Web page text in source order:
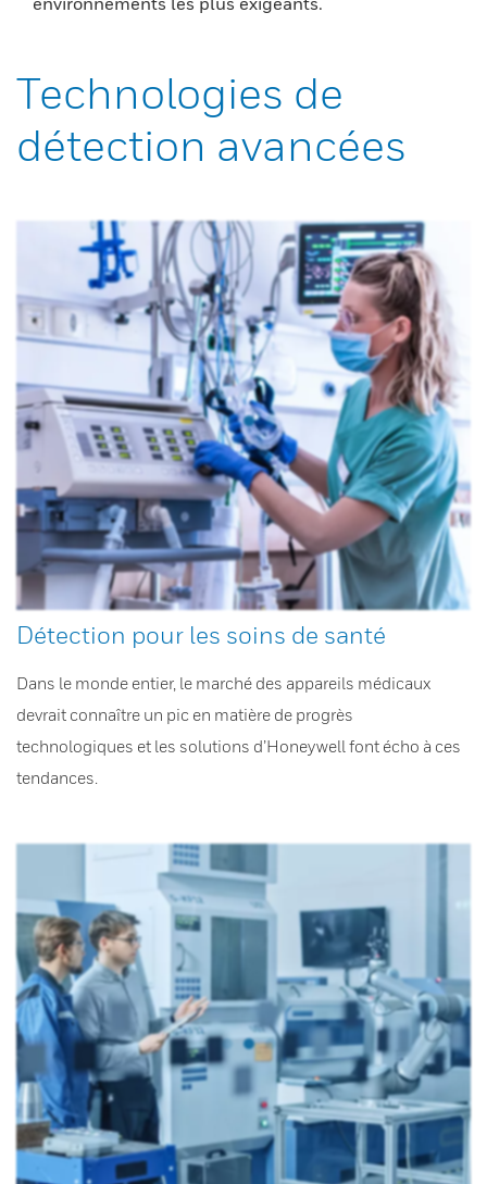
Technologies de
détection avancées
Détection pour les soins de santé
Dans le monde entier, le marché des appareils médicaux
devrait connaître un pic en matière de progrès
technologiques et les solutions d’Honeywell font écho à ces
tendances.